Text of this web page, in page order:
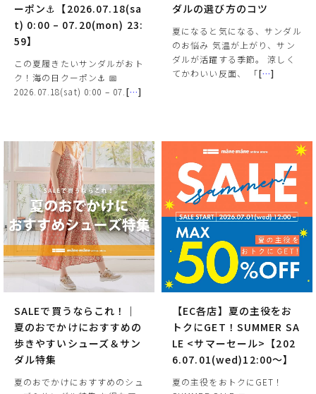
ーポン⚓【2026.07.18(sa
t) 0:00 – 07.20(mon) 23:
59】
この夏履きたいサンダルがおト
ク！海の日クーポン⚓ 📅
2026.07.18(sat) 0:00 – 07. […]
ダルの選び方のコツ
夏になると気になる、サンダル
のお悩み 気温が上がり、サン
ダルが活躍する季節。 涼しく
てかわいい反面、 「[…]
SALEで買うならこれ！｜
夏のおでかけにおすすめの
歩きやすいシューズ＆サン
ダル特集
夏のおでかけにおすすめのシュ
【EC各店】夏の主役をお
トクにGET！SUMMER SA
LE <サマーセール>【202
6.07.01(wed)12:00～】
夏の主役をおトクにGET！